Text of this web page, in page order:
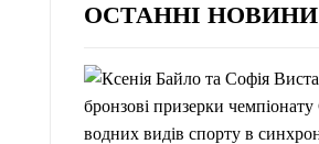
ОСТАННІ НОВИНИ